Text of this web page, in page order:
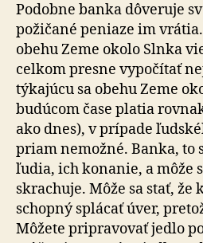
Podobne banka dôveruje
požičané peniaze im
obehu Zeme okolo Slnka
celkom presne vypočítať
týkajúcu sa obehu Zeme
budúcom čase platia
ako dnes), v prípade
priam nemožné. Banka, to
ľudia, ich konanie, a môže
skrachuje. Môže sa stať, že
schopný splácať úver,
Môžete pripravovať jedlo